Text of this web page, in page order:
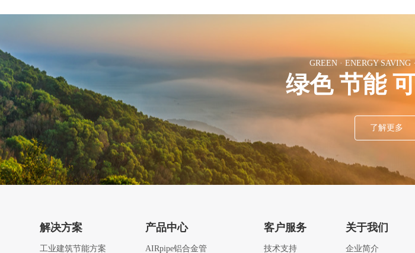
GREEN · ENERGY
绿色 节能
了解更多
解决方案
工业建筑节能方案
产品中心
AIRpipe铝合金管
客户服务
技术支持
关于我们
企业简介